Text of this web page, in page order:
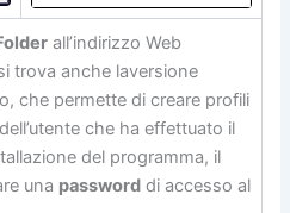
all’indirizzo Web
trova anche laversione
che permette di creare profili
che ha effettuato il
del programma, il
una password di accesso al